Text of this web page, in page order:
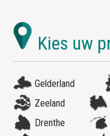
Gelderland
Zeeland
Drenthe